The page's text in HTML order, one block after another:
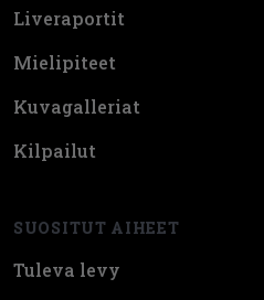
Liveraportit
Mielipiteet
Kuvagalleriat
Kilpailut
SUOSITUT AIHEET
Tuleva levy